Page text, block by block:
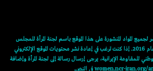
المواد المنشورة على هذا الموقع باسم لجنة المرأة للمجلس
الوطني للمقاومة الإيرانية في عام 2016. إذا كنت ترغب في إعادة نشر محتويات الموقع الإلكتروني
للمقاومة الإيرانية، يرجى إرسال رسالة إلى لجنة المرأة وإضافة